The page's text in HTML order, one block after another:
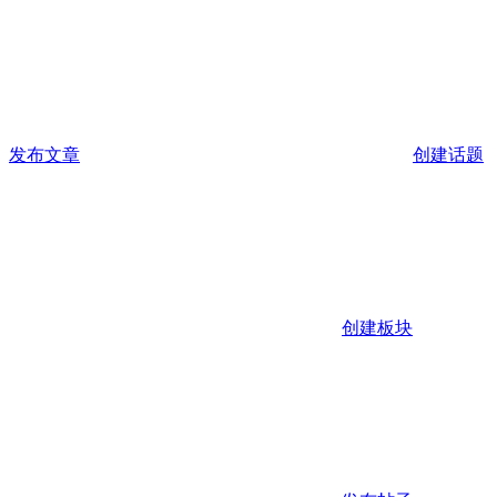
发布文章 创建话题
创建板块